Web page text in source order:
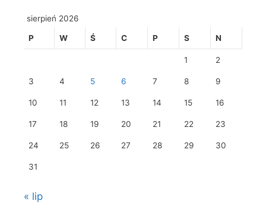
sierpień 2026
P W Ś C P S N
1 2
3 4 5 6 7 8 9
10 11 12 13 14 15 16
17 18 19 20 21 22 23
24 25 26 27 28 29 30
31
« lip